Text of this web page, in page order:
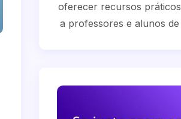
oferecer recursos
a professores e alunos